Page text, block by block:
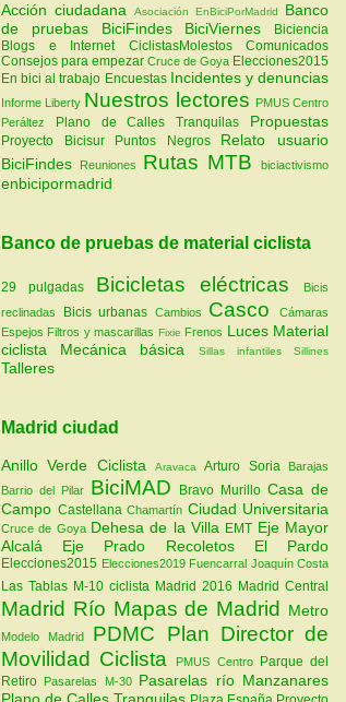
Acción ciudadana Asociación EnBiciPorMadrid
Banco
de pruebas
BiciFindes BiciViernes
Biciencia
Blogs e Internet
CiclistasMolestos
Comunicados
Consejos para empezar Cruce de Goya Elecciones2015
En bici al trabajo Encuestas Incidentes y denuncias
Informe Liberty Nuestros lectores
PMUS Centro
Peráltez
Plano de Calles Tranquilas Propuestas
Proyecto Bicisur Puntos Negros
Relato usuario
BiciFindes
Reuniones Rutas MTB biciactivismo
enbicipormadrid
Banco de pruebas de material ciclista
29 pulgadas Bicicletas eléctricas
Bicis
reclinadas
Bicis urbanas Cambios Casco
Cámaras
Espejos Filtros y mascarillas Fixie Frenos Luces Material
ciclista
Mecánica básica Sillas infantiles Sillines
Talleres
Madrid ciudad
Anillo Verde Ciclista AravacaArturo Soria
Barajas
Barrio del Pilar BiciMAD Bravo MurilloCasa de
Campo Castellana Chamartín Ciudad Universitaria
Cruce de Goya Dehesa de la Villa EMT Eje Mayor
Alcalá Eje Prado Recoletos El Pardo
Elecciones2015 Elecciones2019 Fuencarral Joaquín Costa
Las Tablas M-10 ciclista Madrid 2016 Madrid Central
Madrid Río Mapas de Madrid Metro
Modelo Madrid PDMC Plan Director de
Movilidad Ciclista
PMUS Centro Parque del
Retiro Pasarelas M-30 Pasarelas río Manzanares
Plano de Calles Tranquilas